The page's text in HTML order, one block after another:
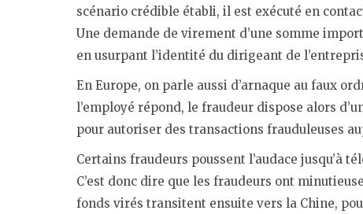
scénario crédible établi, il est exécuté en
Une demande de virement d’une somme
en usurpant l’identité du dirigeant de
En Europe, on parle aussi d’arnaque au faux
l’employé répond, le fraudeur dispose alors
pour autoriser des transactions frauduleuses
Certains fraudeurs poussent l’audace jusqu’à
C’est donc dire que les fraudeurs ont
fonds virés transitent ensuite vers la Chine,